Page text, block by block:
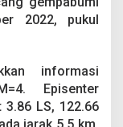
2022, pukul
informasi
Episenter
LS, 122.66